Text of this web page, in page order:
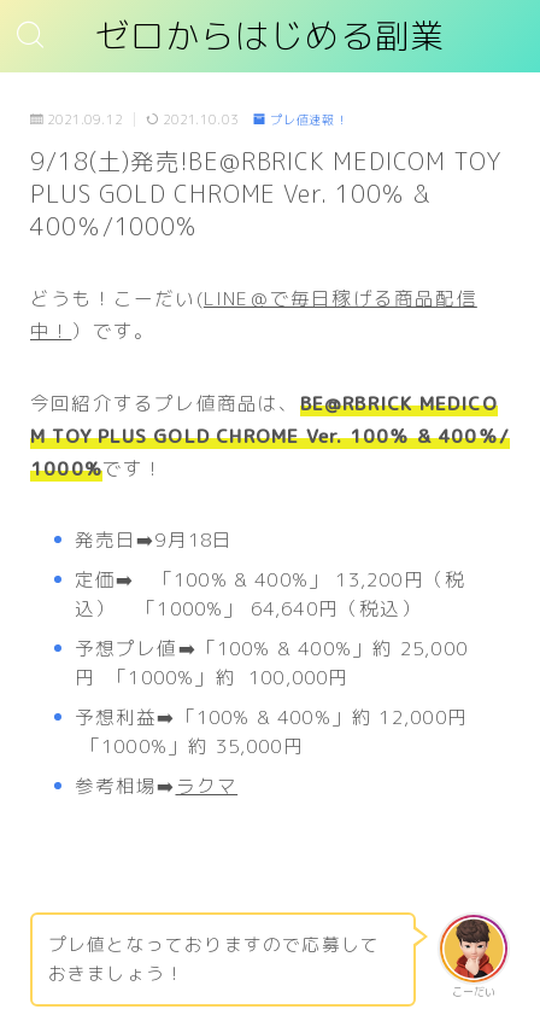
ゼロからはじめる副業
2021.09.12 2021.10.03 プレ値速報！
9/18(土)発売!BE@RBRICK MEDICOM TOY
PLUS GOLD CHROME Ver. 100％ &
400％/1000%
どうも！こーだい(LINE＠で毎日稼げる商品配信
中！ ）です。
今回紹介するプレ値商品は、 BE@RBRICK MEDICO
M TOY PLUS GOLD CHROME Ver. 100％ & 400％/
1000%です！
発売日➡️9月18日
定価➡️ 「100% & 400%」 13,200円（税
込） 「1000%」 64,640円（税込）
予想プレ値➡️「100% & 400%」約 25,000
円 「1000%」約 100,000円
予想利益➡️「100% & 400%」約 12,000円
「1000%」約 35,000円
参考相場➡️ラクマ
こーだい
プレ値となっておりますので応募して
おきましょう！